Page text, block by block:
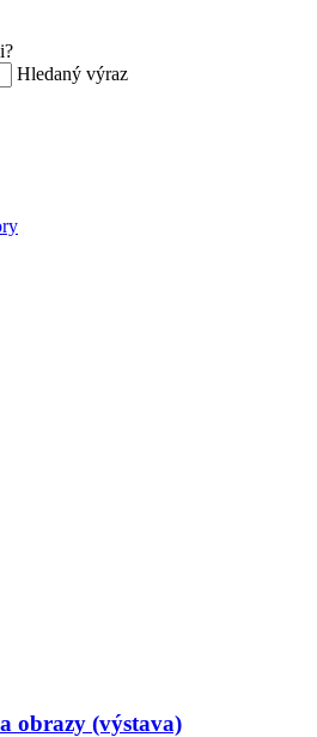
?
Hledaný výraz
obrazy (výstava)